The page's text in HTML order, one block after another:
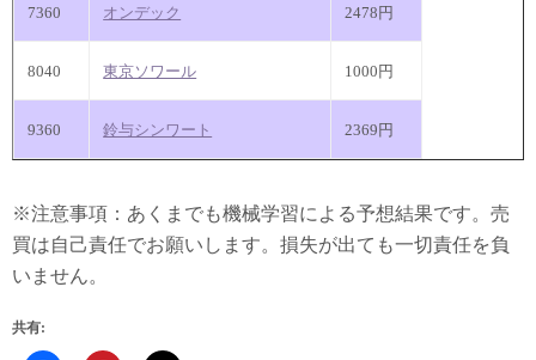
7360 オンデック 2478円
8040 東京ソワール 1000円
9360 鈴与シンワート 2369円
※注意事項：あくまでも機械学習による予想結果です。売
買は自己責任でお願いします。損失が出ても一切責任を負
いません。
共有: